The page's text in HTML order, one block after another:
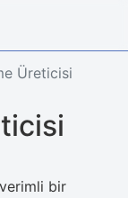
Üreticisi
bir